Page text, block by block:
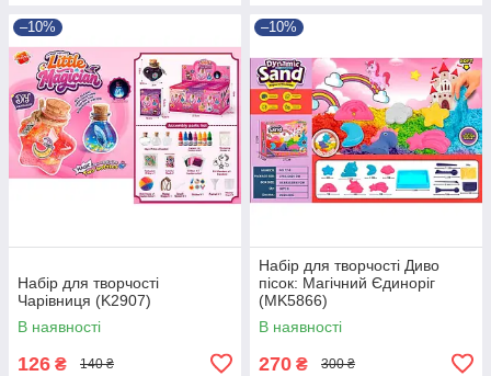
–10%
Набір для творчості
Чарівниця (K2907)
В наявності
126 ₴ 140 ₴
–10%
Набір для творчості Диво
пісок: Магічний Єдиноріг
(MK5866)
В наявності
270 ₴ 300 ₴